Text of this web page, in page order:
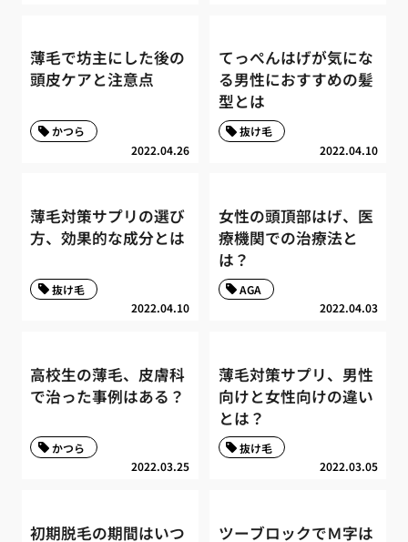
薄毛で坊主にした後の
頭皮ケアと注意点
2022.04.26
かつら
てっぺんはげが気にな
る男性におすすめの髪
型とは
2022.04.10
抜け毛
薄毛対策サプリの選び
方、効果的な成分とは
2022.04.10
抜け毛
女性の頭頂部はげ、医
療機関での治療法と
は？
2022.04.03
AGA
高校生の薄毛、皮膚科
で治った事例はある？
2022.03.25
かつら
薄毛対策サプリ、男性
向けと女性向けの違い
とは？
2022.03.05
抜け毛
初期脱毛の期間はいつ
ツーブロックでＭ字は